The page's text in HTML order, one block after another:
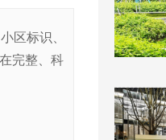
区标识、
完整、科